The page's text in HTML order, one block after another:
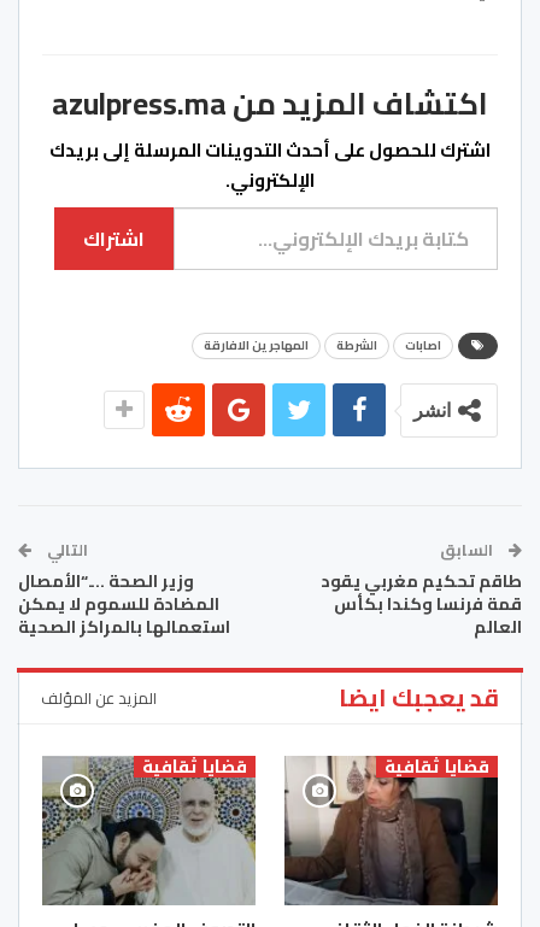
اكتشاف المزيد من azulpress.ma
اشترك للحصول على أحدث التدوينات المرسلة إلى بريدك
الإلكتروني.
كتابة بريدك الإلكتروني...
اشتراك
اصابات الشرطة المهاجرين الافارقة
انشر
السابق
طاقم تحكيم مغربي يقود
قمة فرنسا وكندا بكأس
العالم
التالي
وزير الصحة ….“الأمصال
المضادة للسموم لا يمكن
استعمالها بالمراكز الصحية
قد يعجبك ايضا المزيد عن المؤلف
قضايا ثقافية قضايا ثقافية